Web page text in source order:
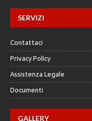
SERVIZI
Contattaci
Privacy Policy
Assistenza Legale
Documenti
GALLERY